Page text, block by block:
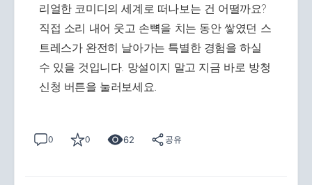
리얼한 코미디의 세계로 떠나보는 건 어떨까요?
직접 소리 내어 웃고 손뼉을 치는 동안 쌓였던 스
트레스가 완전히 날아가는 특별한 경험을 하실
수 있을 것입니다. 망설이지 말고 지금 바로 방청
신청 버튼을 눌러보세요.
0 0 62 공유